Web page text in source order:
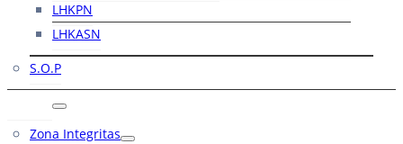
LHKPN
LHKASN
S.O.P
Zona Integritas